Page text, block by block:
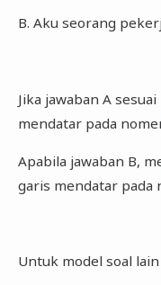
B. Aku seorang
Jika jawaban A
mendatar pada
Apabila jawaban B,
garis mendatar pada
Untuk model soal